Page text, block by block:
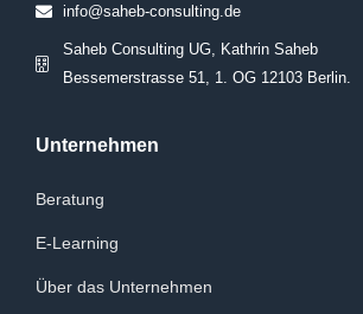
info@saheb-consulting.de
Saheb Consulting UG, Kathrin Saheb
Bessemerstrasse 51, 1. OG 12103 Berlin.
Unternehmen
Beratung
E-Learning
Über das Unternehmen